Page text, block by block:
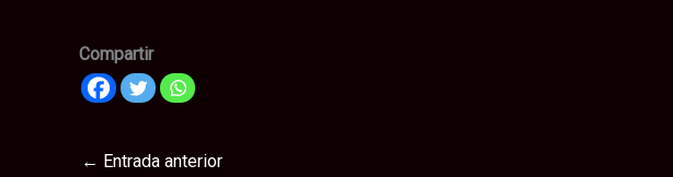
Compartir
← Entrada anterior